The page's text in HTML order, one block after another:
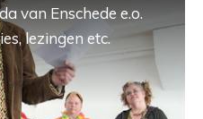
van Enschede e.o.
lezingen etc.